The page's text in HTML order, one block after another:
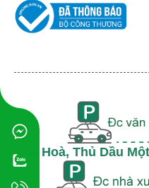
Phú Hoà, Thủ Dầu